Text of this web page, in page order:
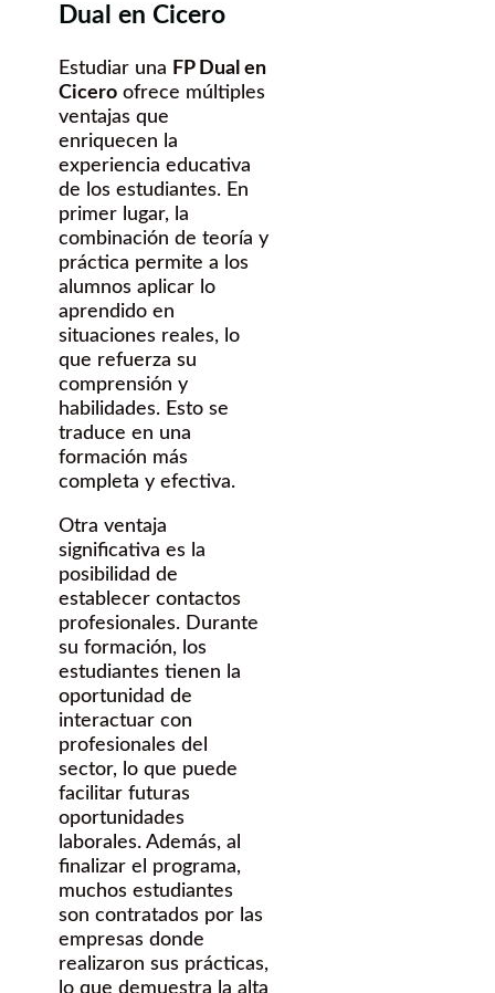
Dual en Cicero
Estudiar una FP Dual en
Cicero ofrece múltiples
ventajas que
enriquecen la
experiencia educativa
de los estudiantes. En
primer lugar, la
combinación de teoría y
práctica permite a los
alumnos aplicar lo
aprendido en
situaciones reales, lo
que refuerza su
comprensión y
habilidades. Esto se
traduce en una
formación más
completa y efectiva.
Otra ventaja
significativa es la
posibilidad de
establecer contactos
profesionales. Durante
su formación, los
estudiantes tienen la
oportunidad de
interactuar con
profesionales del
sector, lo que puede
facilitar futuras
oportunidades
laborales. Además, al
finalizar el programa,
muchos estudiantes
son contratados por las
empresas donde
realizaron sus prácticas,
lo que demuestra la alta